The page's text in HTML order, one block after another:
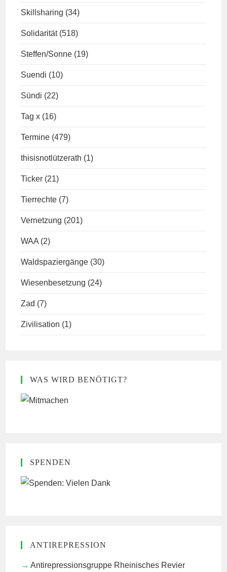
Skillsharing (34)
Solidarität (518)
Steffen/Sonne (19)
Suendi (10)
Sündi (22)
Tag x (16)
Termine (479)
thisisnotlützerath (1)
Ticker (21)
Tierrechte (7)
Vernetzung (201)
WAA (2)
Waldspaziergänge (30)
Wiesenbesetzung (24)
Zad (7)
Zivilisation (1)
WAS WIRD BENÖTIGT?
SPENDEN
ANTIREPRESSION
Antirepressionsgruppe Rheinisches Revier